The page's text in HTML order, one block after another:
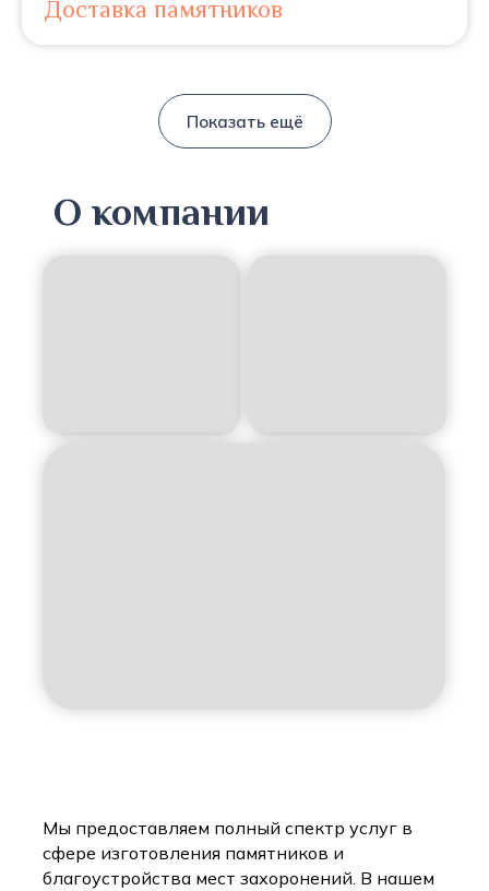
Доставка памятников
Показать ещё
Мы предоставляем полный спектр услуг в
сфере изготовления памятников и
благоустройства мест захоронений. В нашем
О компании